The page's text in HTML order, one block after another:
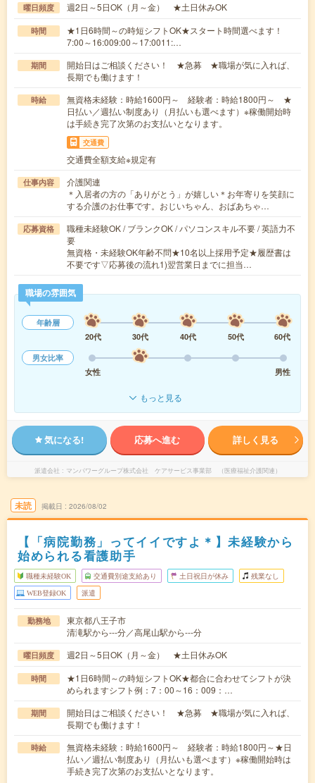
曜日頻度 週2日～5日OK（月～金） ★土日休みOK
時間
★1日6時間～の時短シフトOK★スタート時間選べます！
7:00～16:009:00～17:0011:…
期間
開始日はご相談ください！ ★急募 ★職場が気に入れば、
長期でも働けます！
時給
無資格未経験：時給1600円～ 経験者：時給1800円～ ★
日払い／週払い制度あり（月払いも選べます）※稼働開始時
は手続き完了次第のお支払いとなります。
交通費
交通費全額支給※規定有
仕事内容
介護関連
＊入居者の方の「ありがとう」が嬉しい＊お年寄りを笑顔に
する介護のお仕事です。おじいちゃん、おばあちゃ…
応募資格
職種未経験OK / ブランクOK / パソコンスキル不要 / 英語力不
要
無資格・未経験OK年齢不問★10名以上採用予定★履歴書は
不要です▽応募後の流れ1)翌営業日までに担当…
職場の雰囲気
年齢層
20代
30代 40代 50代
60代
男女比率
女性
男性
もっと見る
気になる! 応募へ進む 詳しく見る
派遣会社 マンパワーグループ株式会社 ケアサービス事業部 （医療福祉介護関連）
未読 掲載日 2026/08/02
【「病院勤務」ってイイですよ＊】未経験から
始められる看護助手
職種未経験OK 交通費別途支給あり 土日祝日が休み 残業なし
WEB登録OK 派遣
勤務地
東京都八王子市
清滝駅から---分／高尾山駅から---分
曜日頻度 週2日～5日OK（月～金） ★土日休みOK
時間
★1日6時間～の時短シフトOK★都合に合わせてシフトが決
められますシフト例：7：00～16：009：…
期間
開始日はご相談ください！ ★急募 ★職場が気に入れば、
長期でも働けます！
時給
無資格未経験：時給1600円～ 経験者：時給1800円～★日
払い／週払い制度あり（月払いも選べます）※稼働開始時は
手続き完了次第のお支払いとなります。